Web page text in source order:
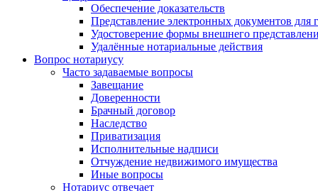
Обеспечение доказательств
Представление электронных документов для
Удостоверение формы внешнего
Удалённые нотариальные действия
Вопрос нотариусу
Часто задаваемые вопросы
Завещание
Доверенности
Брачный договор
Наследство
Приватизация
Исполнительные надписи
Отчуждение недвижимого имущества
Иные вопросы
Нотариус отвечает